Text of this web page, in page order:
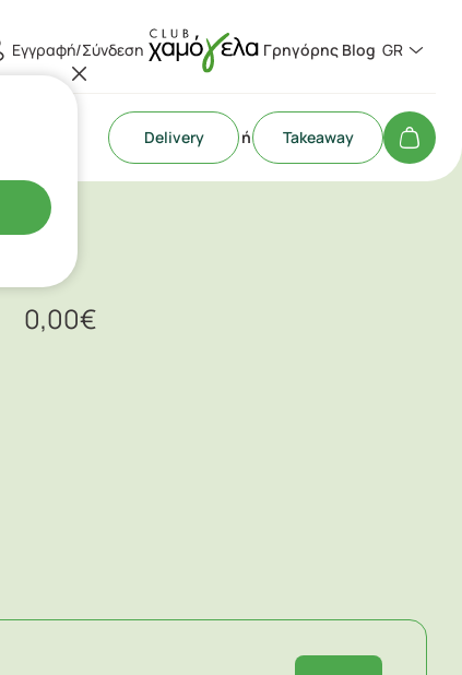
Εγγραφή/Σύνδεση Γρηγόρης Blog GR
Delivery ή Takeaway
0,00€